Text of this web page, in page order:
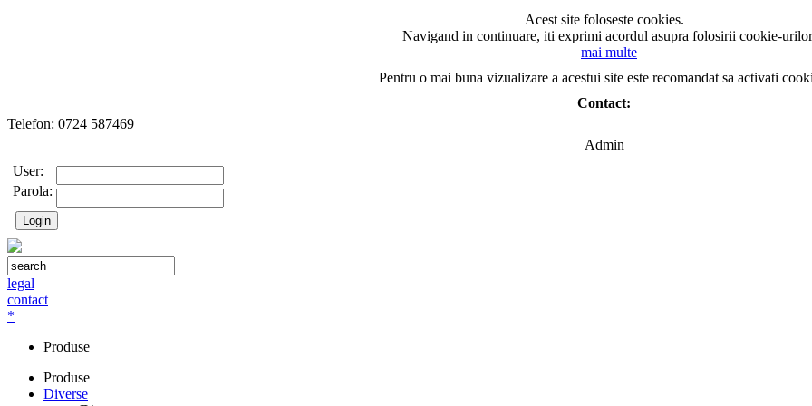
Acest site foloseste cookies.
Navigand in continuare, iti exprimi acordul asupra folosirii cookie-
mai multe
Pentru o mai buna vizualizare a acestui site este recomandat sa activati
Contact:
Telefon: 0724 587469
Admin
User:
Parola:
legal
contact
*
Produse
Produse
Diverse